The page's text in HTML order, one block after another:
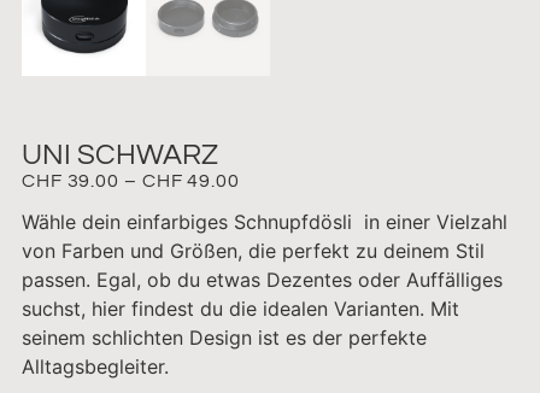
UNI SCHWARZ
CHF 39.00 – CHF 49.00
Wähle dein einfarbiges Schnupfdösli in einer Vielzahl
von Farben und Größen, die perfekt zu deinem Stil
passen. Egal, ob du etwas Dezentes oder Auffälliges
suchst, hier findest du die idealen Varianten. Mit
seinem schlichten Design ist es der perfekte
Alltagsbegleiter.